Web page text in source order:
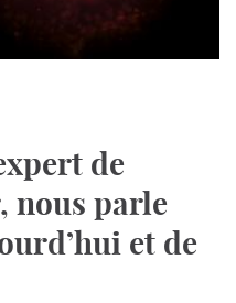
de
nous parle
et de